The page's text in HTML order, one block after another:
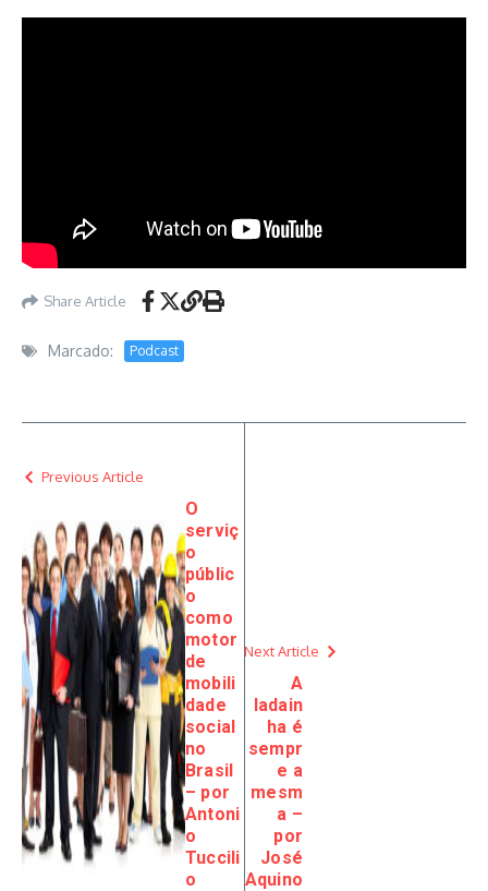
Share Article
Marcado: Podcast
Previous Article
O
serviç
o
públic
o
como
motor
de
mobili
dade
social
no
Brasil
– por
Antoni
o
Tuccili
o
Next Article
A
ladain
ha é
sempr
e a
mesm
a –
por
José
Aquino